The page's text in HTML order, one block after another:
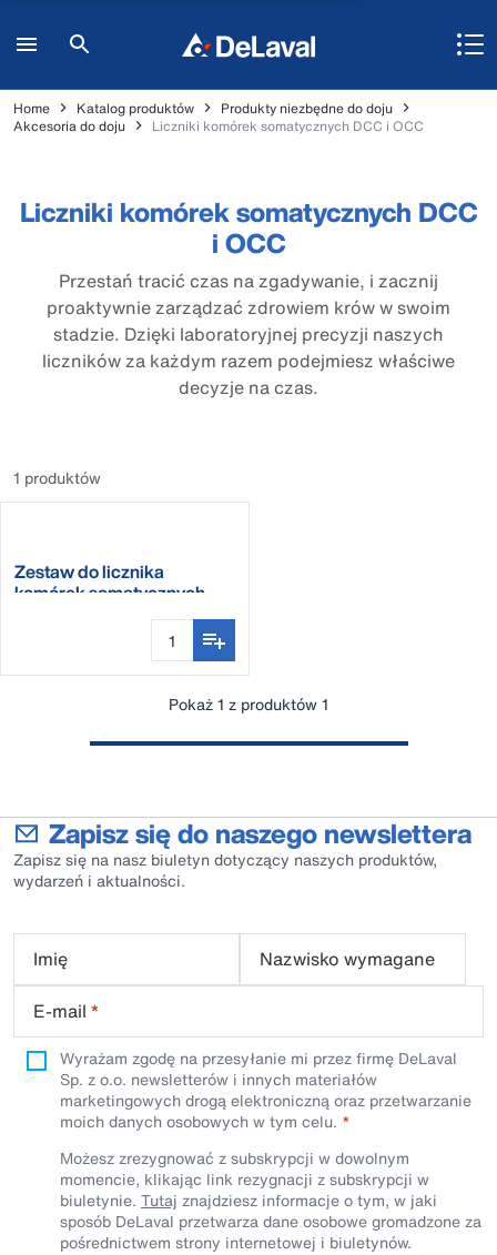
Home Katalog produktów
Produkty niezbędne do doju
Akcesoria do doju
Liczniki komórek somatycznych DCC i OCC
Liczniki komórek somatycznych DCC
i OCC
Przestań tracić czas na zgadywanie, i zacznij
proaktywnie zarządzać zdrowiem krów w swoim
stadzie. Dzięki laboratoryjnej precyzji naszych
liczników za każdym razem podejmiesz właściwe
decyzje na czas.
1 produktów
Zestaw do licznika
komórek somatycznych
Pokaż 1 z produktów 1
Zapisz się do naszego newslettera
Zapisz się na nasz biuletyn dotyczący naszych produktów,
wydarzeń i aktualności.
Imię
Nazwisko wymagane
E-mail *
Wyrażam zgodę na przesyłanie mi przez firmę DeLaval
Sp. z o.o. newsletterów i innych materiałów
marketingowych drogą elektroniczną oraz przetwarzanie
moich danych osobowych w tym celu.
Możesz zrezygnować z subskrypcji w dowolnym
momencie, klikając link rezygnacji z subskrypcji w
biuletynie. Tutaj znajdziesz informacje o tym, w jaki
sposób DeLaval przetwarza dane osobowe gromadzone za
pośrednictwem strony internetowej i biuletynów.